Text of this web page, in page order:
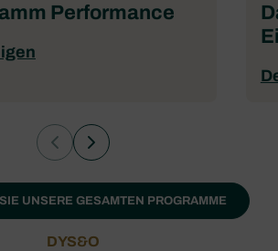
Performance
UNSERE GESAMTEN PROGRAMME
DYS&O